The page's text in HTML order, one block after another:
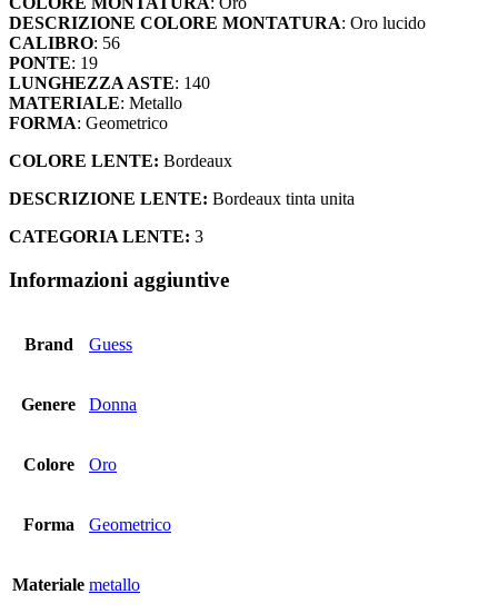
DESCRIZIONE COLORE MONTATURA: Oro lucido
CALIBRO: 56
PONTE: 19
LUNGHEZZA ASTE: 140
MATERIALE: Metallo
FORMA: Geometrico
COLORE LENTE: Bordeaux
DESCRIZIONE LENTE: Bordeaux tinta unita
CATEGORIA LENTE: 3
Informazioni aggiuntive
Brand Guess
Genere Donna
Colore Oro
Forma Geometrico
Materiale metallo